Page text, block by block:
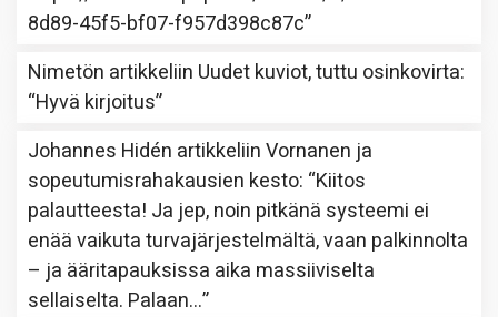
8d89-45f5-bf07-f957d398c87c”
Nimetön artikkeliin Uudet kuviot, tuttu osinkovirta:
“Hyvä kirjoitus”
Johannes Hidén artikkeliinVornanen ja
sopeutumisrahakausien kesto: “Kiitos
palautteesta! Ja jep, noin pitkänä systeemi ei
enää vaikuta turvajärjestelmältä, vaan palkinnolta
– ja ääritapauksissa aika massiiviselta
sellaiselta. Palaan…”